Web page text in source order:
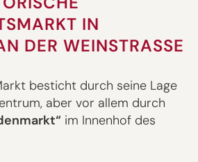
IN
DER WEINSTRASSE
besticht durch seine Lage
aber vor allem durch
im Innenhof des